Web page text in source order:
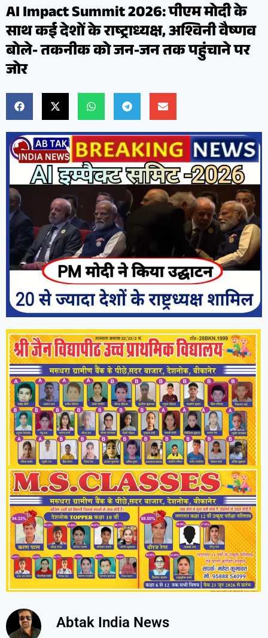
AI Impact Summit 2026: पीएम मोदी के
साथ कई देशों के राष्ट्राध्यक्ष, अश्विनी वैष्णव
बोले- तकनीक को जन-जन तक पहुंचाने पर
जोर
Abtak India News